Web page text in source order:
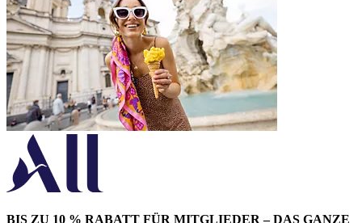
BIS ZU 10 % RABATT FÜR MITGLIEDER – DAS GANZE